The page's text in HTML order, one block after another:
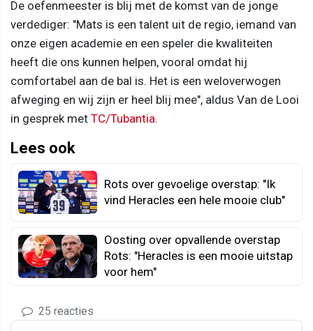
De oefenmeester is blij met de komst van de jonge
verdediger: "Mats is een talent uit de regio, iemand van
onze eigen academie en een speler die kwaliteiten
heeft die ons kunnen helpen, vooral omdat hij
comfortabel aan de bal is. Het is een weloverwogen
afweging en wij zijn er heel blij mee", aldus Van de Looi
in gesprek met TC/Tubantia.
Lees ook
Rots over gevoelige overstap: "Ik
vind Heracles een hele mooie club"
Oosting over opvallende overstap
Rots: "Heracles is een mooie uitstap
voor hem"
25 reacties